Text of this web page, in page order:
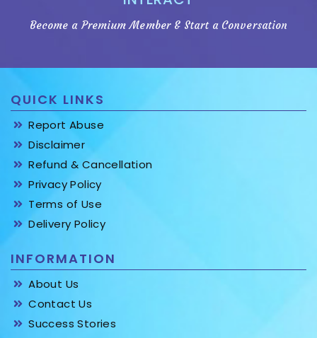
Become a Premium Member & Start a Conversation
QUICK LINKS
Report Abuse
Disclaimer
Refund & Cancellation
Privacy Policy
Delivery Policy
INFORMATION
About Us